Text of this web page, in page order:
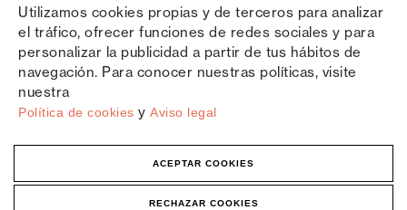
Utilizamos cookies propias y de terceros para analizar
el tráfico, ofrecer funciones de redes sociales y para
personalizar la publicidad a partir de tus hábitos de
navegación. Para conocer nuestras políticas, visite
nuestra
Política de cookies y Aviso legal
ACEPTAR COOKIES
RECHAZAR COOKIES
Copyright © Saxun 2023 - 2026 Política de privacidad Aviso legal Cookies